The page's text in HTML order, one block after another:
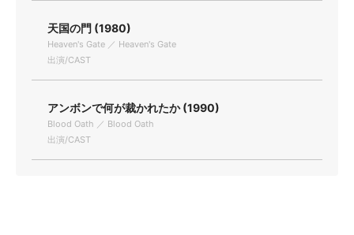
天国の門 (1980)
Heaven's Gate ／ Heaven's Gate
出演/CAST
アンボンで何が裁かれたか (1990)
Blood Oath ／ Blood Oath
出演/CAST